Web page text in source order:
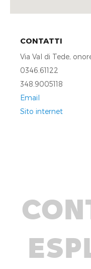
CONTATTI
Via Val di Tede,
0346.61122
348.9005118
Email
Sito internet